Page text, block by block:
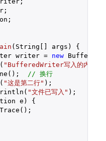
(String[] args)
{
writer = new
"BufferedWriter写入的内容"
// 换行
"这是第二行" );
"文件已写入" );
e) {